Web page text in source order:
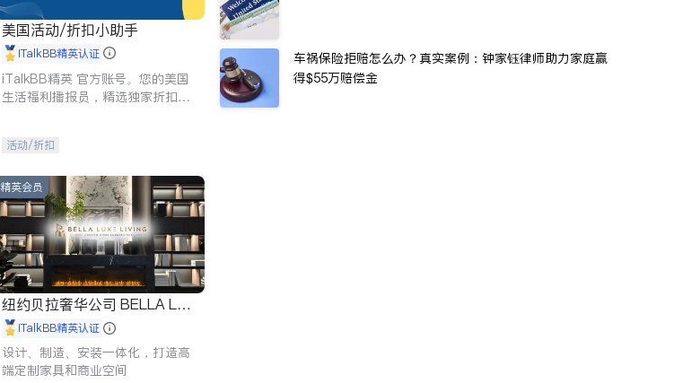
美国活动/折扣小助手
iTalkBB精英认证
iTalkBB精英 官方账号。您的美国
生活福利播报员，精选独家折扣、
活动/折扣
精英会员
纽约贝拉奢华公司 BELLA LUX
E iTalkBB精英认证
设计、制造、安装一体化，打造高
端定制家具和商业空间
车祸保险拒赔怎么办？真实案例：钟家钰律师助力家庭赢
得$55万赔偿金